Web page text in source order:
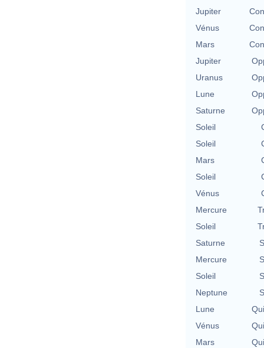
Jupiter
Vénus
Mars
Jupiter
Uranus
Lune
Saturne
Soleil
Soleil
Mars
Soleil
Vénus
Mercure
Soleil
Saturne
Mercure
Soleil
Neptune
Lune
Vénus
Mars